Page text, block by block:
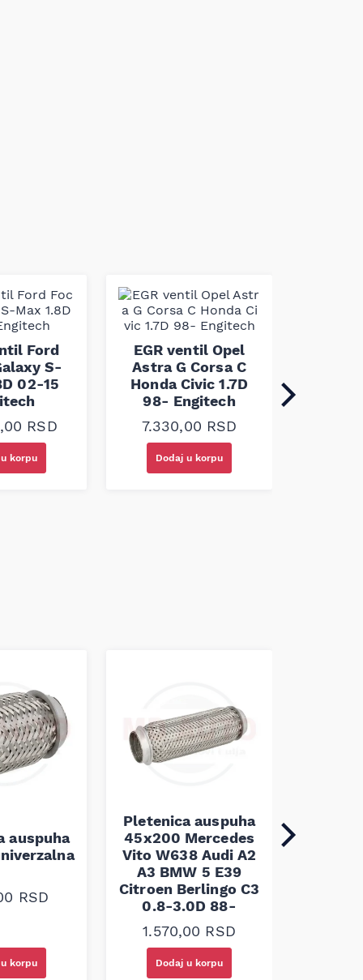
Ford
S-
02-15
RSD
korpu
EGR ventil Opel
Astra G Corsa C
Honda Civic 1.7D
98- Engitech
7.330,00 RSD
Dodaj u korpu
auspuha
RSD
korpu
Pletenica auspuha
45x200 Mercedes
Vito W638 Audi A2
A3 BMW 5 E39
Citroen Berlingo C3
0.8-3.0D 88-
1.570,00 RSD
Dodaj u korpu